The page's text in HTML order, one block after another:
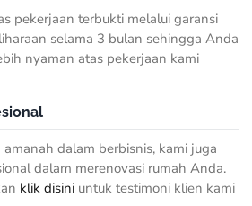
pekerjaan terbukti melalui garansi
selama 3 bulan sehingga Anda
nyaman atas pekerjaan kami
amanah dalam berbisnis, kami juga
dalam merenovasi rumah Anda.
klik disini untuk testimoni klien kami